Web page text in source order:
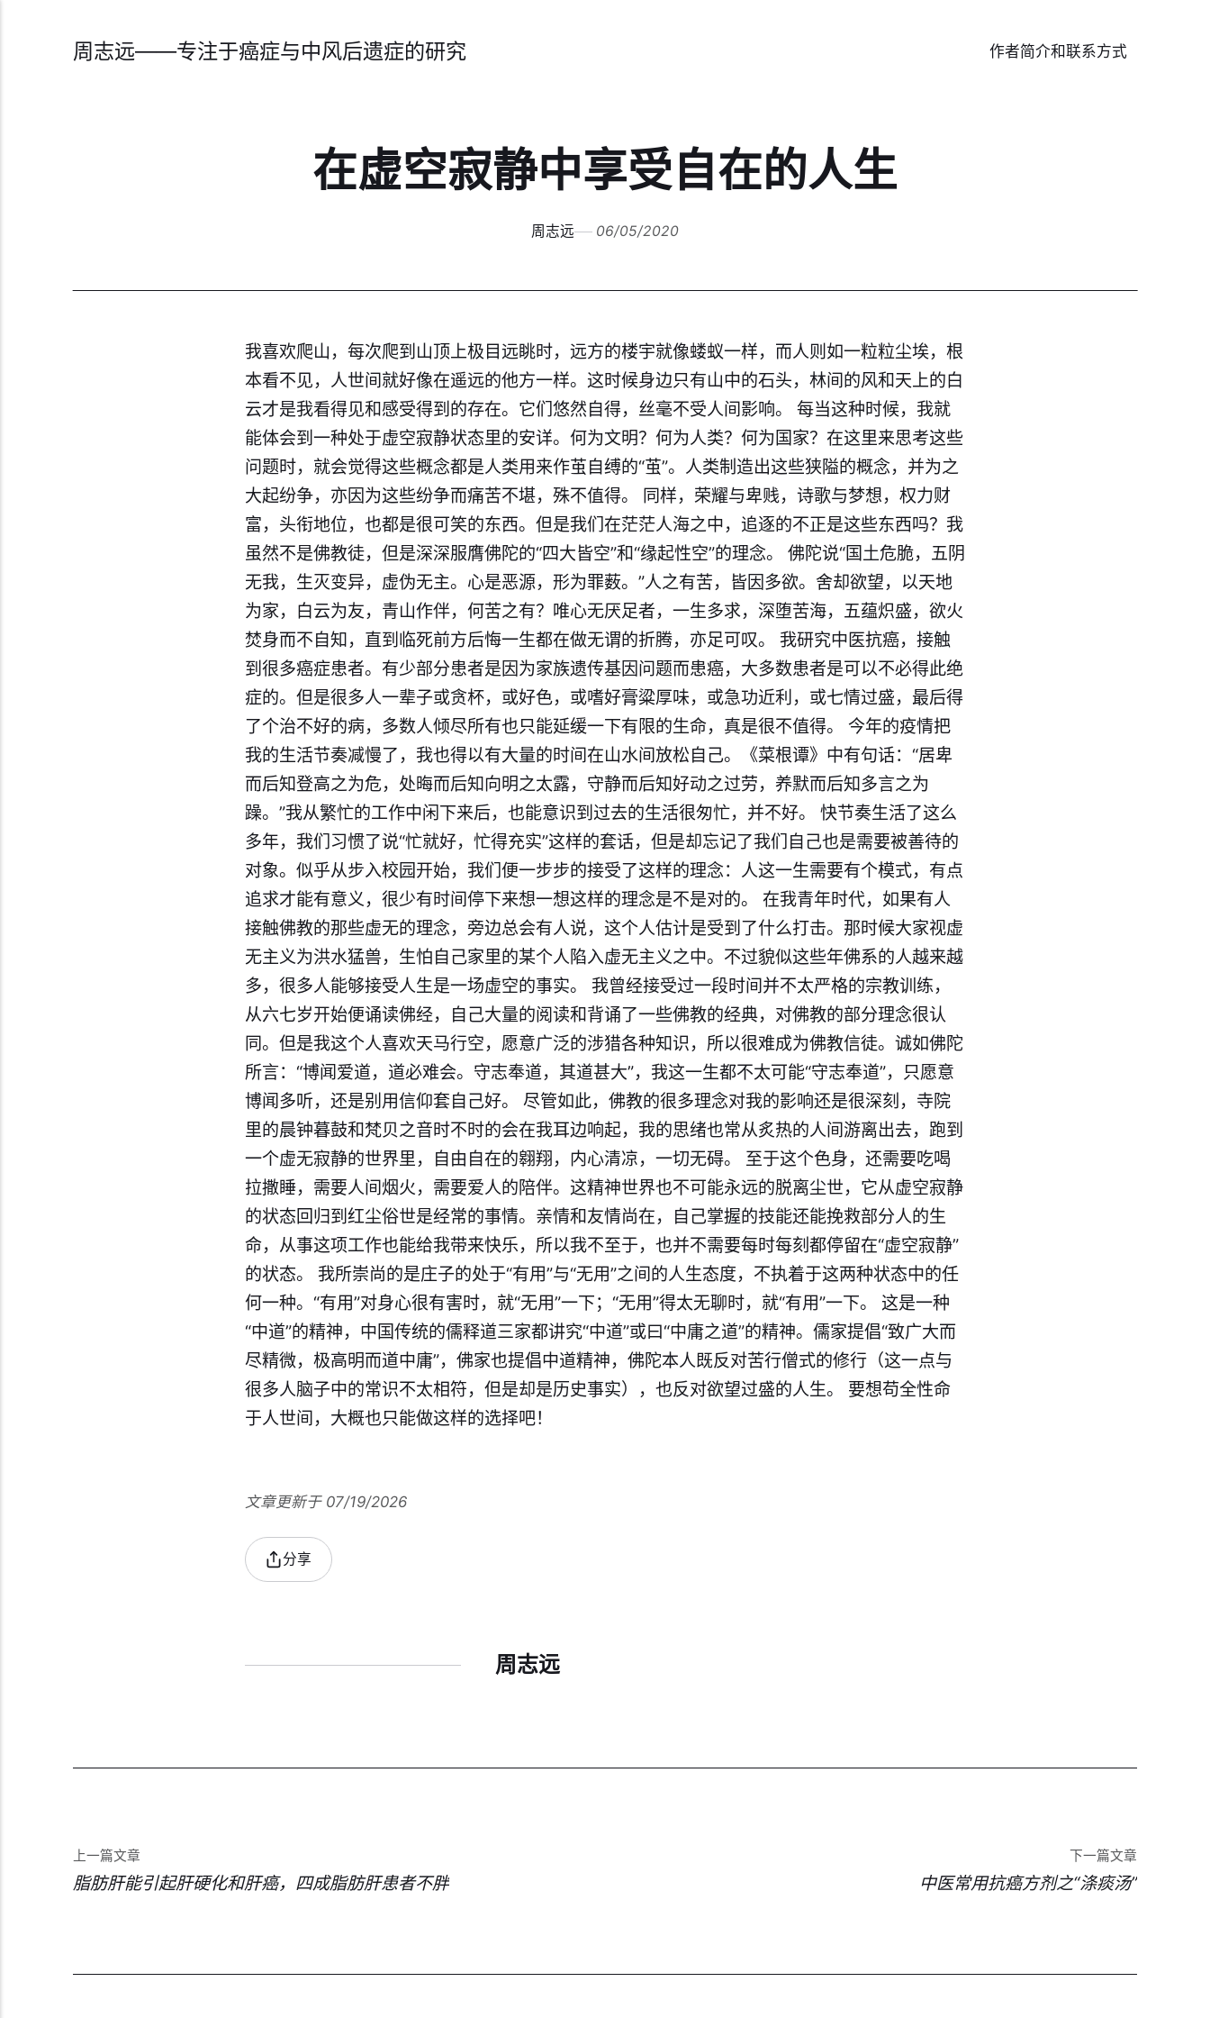
周志远——专注于癌症与中风后遗症的研究 作者简介和联系方式
在虚空寂静中享受自在的人生
周志远 06/05/2020
我喜欢爬山，每次爬到山顶上极目远眺时，远方的楼宇就像蝼蚁一样，而人则如一粒粒尘埃，根
本看不见，人世间就好像在遥远的他方一样。这时候身边只有山中的石头，林间的风和天上的白
云才是我看得见和感受得到的存在。它们悠然自得，丝毫不受人间影响。 ​每当这种时候，我就
能体会到一种处于虚空寂静状态里的安详。何为文明？何为人类？何为国家？在这里来思考这些
问题时，就会觉得这些概念都是人类用来作茧自缚的“茧”。人类制造出这些狭隘的概念，并为之
大起纷争，亦因为这些纷争而痛苦不堪，殊不值得。 同样，荣耀与卑贱，诗歌与梦想，权力财
富，头衔地位，也都是很可笑的东西。但是我们在茫茫人海之中，追逐的不正是这些东西吗？我
虽然不是佛教徒，但是深深服膺佛陀的“四大皆空”和“缘起性空”的理念。 佛陀说“国土危脆，五阴
无我，生灭变异，虚伪无主。心是恶源，形为罪薮。”人之有苦，皆因多欲。舍却欲望，以天地
为家，白云为友，青山作伴，何苦之有？唯心无厌足者，一生多求，深堕苦海，五蕴炽盛，欲火
焚身而不自知，直到临死前方后悔一生都在做无谓的折腾，亦足可叹。 我研究中医抗癌，接触
到很多癌症患者。有少部分患者是因为家族遗传基因问题而患癌，大多数患者是可以不必得此绝
症的。但是很多人一辈子或贪杯，或好色，或嗜好膏粱厚味，或急功近利，或七情过盛，最后得
了个治不好的病，多数人倾尽所有也只能延缓一下有限的生命，真是很不值得。 今年的疫情把
我的生活节奏减慢了，我也得以有大量的时间在山水间放松自己。《菜根谭》中有句话：“居卑
而后知登高之为危，处晦而后知向明之太露，守静而后知好动之过劳，养默而后知多言之为
躁。”我从繁忙的工作中闲下来后，也能意识到过去的生活很匆忙，并不好。 快节奏生活了这么
多年，我们习惯了说“忙就好，忙得充实”这样的套话，但是却忘记了我们自己也是需要被善待的
对象。似乎从步入校园开始，我们便一步步的接受了这样的理念：人这一生需要有个模式，有点
追求才能有意义，很少有时间停下来想一想这样的理念是不是对的。 在我青年时代，如果有人
接触佛教的那些虚无的理念，旁边总会有人说，这个人估计是受到了什么打击。那时候大家视虚
无主义为洪水猛兽，生怕自己家里的某个人陷入虚无主义之中。不过貌似这些年佛系的人越来越
多，很多人能够接受人生是一场虚空的事实。 我曾经接受过一段时间并不太严格的宗教训练，
从六七岁开始便诵读佛经，自己大量的阅读和背诵了一些佛教的经典，对佛教的部分理念很认
同。但是我这个人喜欢天马行空，愿意广泛的涉猎各种知识，所以很难成为佛教信徒。诚如佛陀
所言：“博闻爱道，道必难会。守志奉道，其道甚大”，我这一生都不太可能“守志奉道”，只愿意
博闻多听，还是别用信仰套自己好。 尽管如此，佛教的很多理念对我的影响还是很深刻，寺院
里的晨钟暮鼓和梵贝之音时不时的会在我耳边响起，我的思绪也常从炙热的人间游离出去，跑到
一个虚无寂静的世界里，自由自在的翱翔，内心清凉，一切无碍。 至于这个色身，还需要吃喝
拉撒睡，需要人间烟火，需要爱人的陪伴。这精神世界也不可能永远的脱离尘世，它从虚空寂静
的状态回归到红尘俗世是经常的事情。亲情和友情尚在，自己掌握的技能还能挽救部分人的生
命，从事这项工作也能给我带来快乐，所以我不至于，也并不需要每时每刻都停留在“虚空寂静”
的状态。 我所崇尚的是庄子的处于“有用”与“无用”之间的人生态度，不执着于这两种状态中的任
何一种。“有用”对身心很有害时，就“无用”一下；“无用”得太无聊时，就“有用”一下。 这是一种
“中道”的精神，中国传统的儒释道三家都讲究“中道”或曰“中庸之道”的精神。儒家提倡“致广大而
尽精微，极高明而道中庸”，佛家也提倡中道精神，佛陀本人既反对苦行僧式的修行（这一点与
很多人脑子中的常识不太相符，但是却是历史事实），也反对欲望过盛的人生。 要想苟全性命
于人世间，大概也只能做这样的选择吧！
文章更新于 07/19/2026
分享
周志远
上一篇文章
脂肪肝能引起肝硬化和肝癌，四成脂肪肝患者不胖
下一篇文章
中医常用抗癌方剂之“涤痰汤”